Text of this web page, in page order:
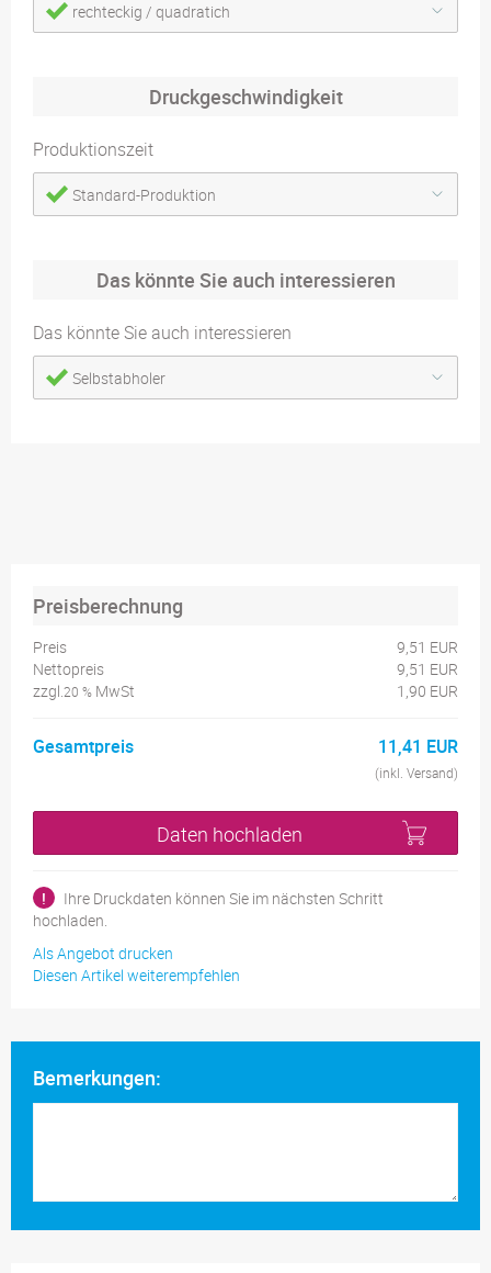
rechteckig / quadratich
Druckgeschwindigkeit
Produktionszeit
Standard-Produktion
Das könnte Sie auch interessieren
Das könnte Sie auch interessieren
Selbstabholer
Preisberechnung
Preis
9,51 EUR
Nettopreis
9,51 EUR
zzgl.20 % MwSt 1,90 EUR
Gesamtpreis 11,41 EUR
(inkl. Versand)
Daten hochladen
!
Ihre Druckdaten können Sie im nächsten Schritt
hochladen.
Als Angebot drucken
Diesen Artikel weiterempfehlen
Bemerkungen: